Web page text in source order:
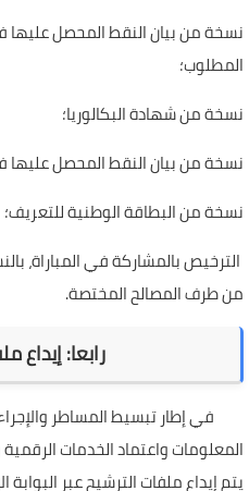
نسخة من بيان النقط المحصل عليها
المطلوب؛
نسخة من شهادة البكالوريا؛
نسخة من بيان النقط المحصل عليها
نسخة من البطاقة الوطنية للتعريف؛
الترخيص بالمشاركة في المباراة،
من طرف المصالح المختصة.
رابعا: إيداع
في إطار تبسيط المساطر
المعلومات واعتماد الخدمات
يتم إيداع ملفات الترشيح عبر البوابة